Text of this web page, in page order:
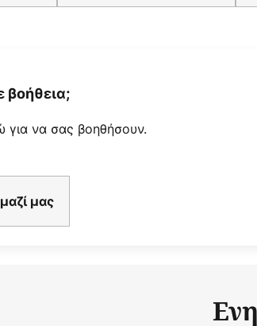
βοήθεια;
για να σας βοηθήσουν.
μας